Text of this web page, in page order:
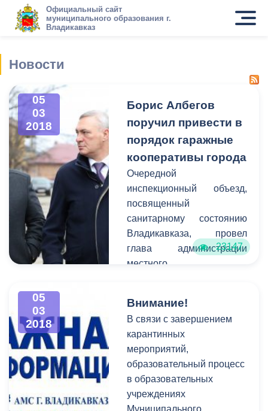
Официальный сайт
муниципального образования г.
Владикавказ
Новости
05
03
2018
Борис Албегов
поручил привести в
порядок гаражные
кооперативы города
Очередной
инспекционный объезд,
посвященный
санитарному состоянию
Владикавказа, провел
глава администрации
местного
заместителями и
руководителями
структурных
подразделений АМС он
проверил чистоту
Левобережного и
Правобережного районов
23147
05
03
2018
Внимание!
В связи с завершением
карантинных
мероприятий,
образовательный процесс
в образовательных
учреждениях
Муниципального